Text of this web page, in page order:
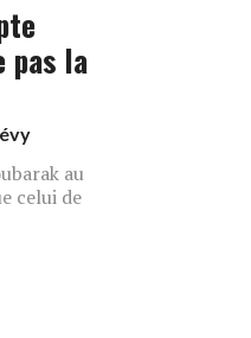
pas la
au
celui de